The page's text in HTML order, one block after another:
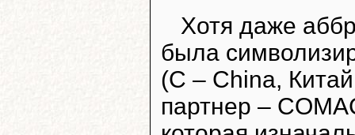
Хотя даже
была
(C – China,
партнер –